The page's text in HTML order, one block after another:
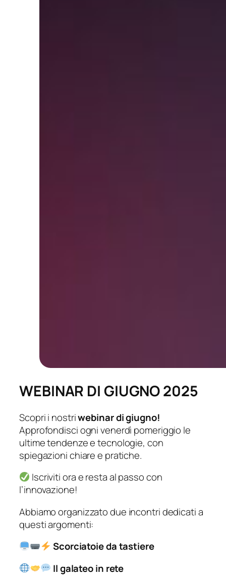
WEBINAR DI GIUGNO 2025
Scopri i nostriwebinar di giugno!
Approfondisci ogni venerdì pomeriggio le
ultime tendenze e tecnologie, con
spiegazioni chiare e pratiche.
Iscriviti ora e resta al passo con
l’innovazione!
Abbiamo organizzato due incontri dedicati a
questi argomenti:
Scorciatoie da tastiere
Il galateo in rete